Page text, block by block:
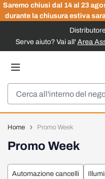
Saremo chiusi dal 14 al 23
durante la chiusura estiva
Serve aiuto? Vai all' Area
Home Promo Week
Promo Week
Automazione cancelli